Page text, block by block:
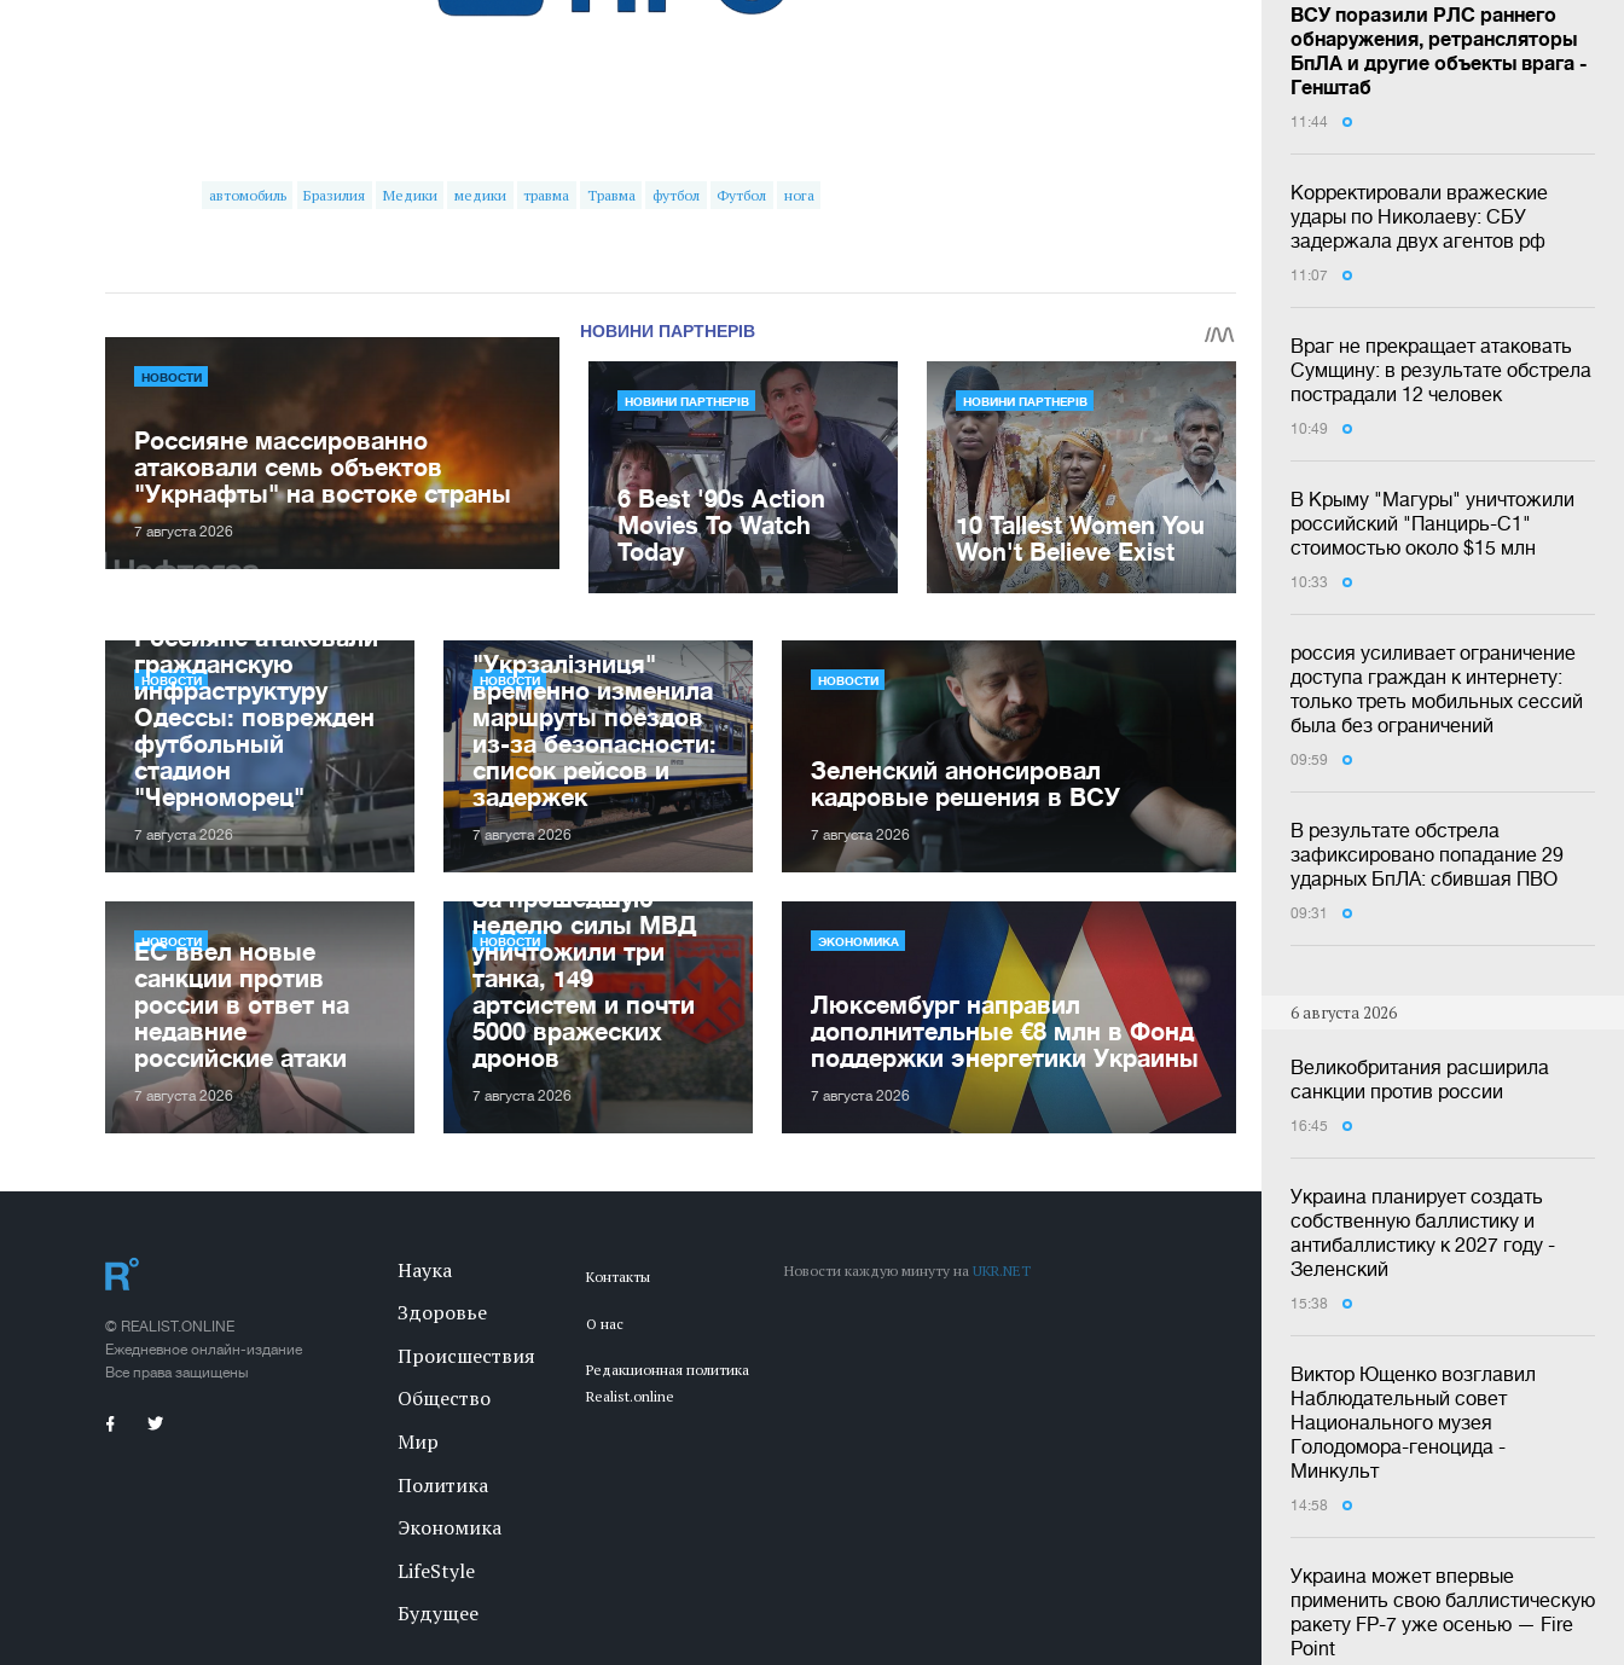
ВСУ поразили РЛС раннего
обнаружения, ретрансляторы
БпЛА и другие объекты врага -
Генштаб
11:44
Корректировали вражеские
удары по Николаеву: СБУ
задержала двух агентов рф
11:07
Враг не прекращает атаковать
Сумщину: в результате обстрела
пострадали 12 человек
10:49
В Крыму "Магуры" уничтожили
российский "Панцирь-С1"
стоимостью около $15 млн
10:33
россия усиливает ограничение
доступа граждан к интернету:
только треть мобильных сессий
была без ограничений
09:59
В результате обстрела
зафиксировано попадание 29
ударных БпЛА: сбившая ПВО
09:31
6 августа 2026
Великобритания расширила
санкции против россии
16:45
Украина планирует создать
собственную баллистику и
антибаллистику к 2027 году -
Зеленский
15:38
Виктор Ющенко возглавил
Наблюдательный совет
Национального музея
Голодомора-геноцида -
Минкульт
14:58
Украина может впервые
применить свою баллистическую
ракету FP-7 уже осенью — Fire
Point
автомобиль Бразилия Медики медики травма Травма футбол Футбол нога
НОВОСТИ
Россияне массированно
атаковали семь объектов
"Укрнафты" на востоке страны
7 августа 2026
НОВОСТИ
Россияне атаковали
гражданскую
инфраструктуру
Одессы: поврежден
футбольный
стадион
"Черноморец"
7 августа 2026
НОВОСТИ
"Укрзалізниця"
временно изменила
маршруты поездов
из-за безопасности:
список рейсов и
задержек
7 августа 2026
НОВОСТИ
Зеленский анонсировал
кадровые решения в ВСУ
7 августа 2026
НОВОСТИ
ЕС ввел новые
санкции против
россии в ответ на
недавние
российские атаки
7 августа 2026
НОВОСТИ
За прошедшую
неделю силы МВД
уничтожили три
танка, 149
артсистем и почти
5000 вражеских
дронов
7 августа 2026
ЭКОНОМИКА
Люксембург направил
дополнительные €8 млн в Фонд
поддержки энергетики Украины
7 августа 2026
© REALIST.ONLINE
Ежедневное онлайн-издание
Все права защищены
Наука
Здоровье
Происшествия
Общество
Мир
Политика
Экономика
LifeStyle
Будущее
Контакты
О нас
Редакционная политика
Realist.online
Новости каждую минуту наUKR.NET